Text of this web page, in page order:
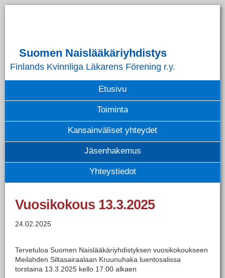
contentSuomen Naislääkäriyhdistys
Finlands Kvinnliga Läkarens Förening r.y.
Etusivu
Toiminta
Kansainväliset yhteydet
Jäsenhakemus
Yhteystiedot
Vuosikokous 13.3.2025
24.02.2025
Tervetuloa Suomen Naislääkäriyhdistyksen vuosikokoukseen
Meilahden Siltasairaalaan Kruunuhaka luentosalissa
torstaina 13.3.2025 kello 17:00 alkaen